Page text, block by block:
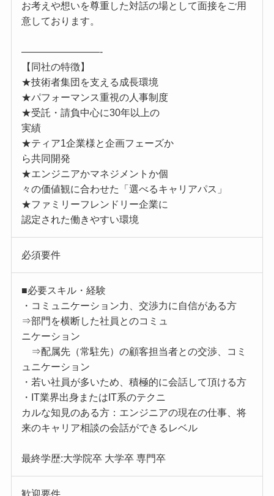
お考えや想いを尊重した対話の場として面接をご用
意しております。
————————-
【同社の特徴】
★技術者集団を支える成長環境
★パフォーマンス重視の人事制度
★受託・請負中心に30年以上の
実績
★ティア1企業様と企画フェーズか
ら共同開発
★エンジニアかマネジメントか個
々の価値観に合わせた「選べるキャリアパス」
★ファミリーフレンドリー企業に
認定された働きやすい環境
必須要件
■必要スキル・経験
・コミュニケーション力、交渉力に自信がある方
⇒部門を横断した社員とのコミュ
ニケーション
⇒配属先（常駐先）の顧客担当者との交渉、コミ
ュニケーション
・若い社員が多いため、積極的に会話して頂ける方
・IT業界出身またはIT系のテクニ
カルな知見のある方：エンジニアの現在の仕事、将
来のキャリア相談の会話ができるレベル
最終学歴:大学院卒 大学卒 専門卒